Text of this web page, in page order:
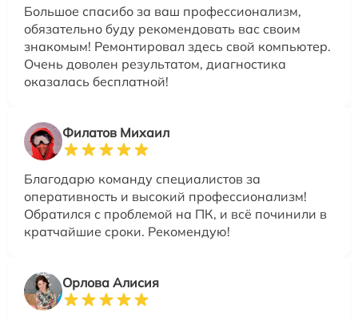
Большое спасибо за ваш профессионализм,
обязательно буду рекомендовать вас своим
знакомым! Ремонтировал здесь свой компьютер.
Очень доволен результатом, диагностика
оказалась бесплатной!
Филатов Михаил
Благодарю команду специалистов за
оперативность и высокий профессионализм!
Обратился с проблемой на ПК, и всё починили в
кратчайшие сроки. Рекомендую!
Орлова Алисия